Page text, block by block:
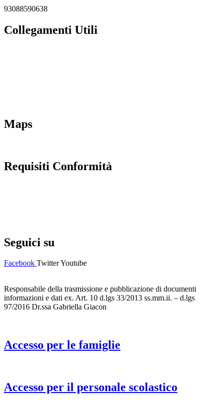
93088590638
Collegamenti Utili
Maps
Requisiti Conformità
Seguici su
Facebook TwitterYoutube
Responsabile della trasmissione e pubblicazione di documenti
informazioni e dati ex. Art. 10 d.lgs 33/2013 ss.mm.ii. – d.lgs
97/2016 Dr.ssa Gabriella Giacon
Accesso per le famiglie
Accesso per il personale scolastico